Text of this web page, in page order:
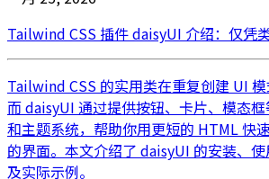
Tailwind CSS 插件 daisyUI 介绍：仅凭
Tailwind CSS 的实用类在重复创建 UI 模
而 daisyUI 通过提供按钮、卡片、模态
和主题系统，帮助你用更短的 HTML 快
的界面。本文介绍了 daisyUI 的安装、
及实际示例。